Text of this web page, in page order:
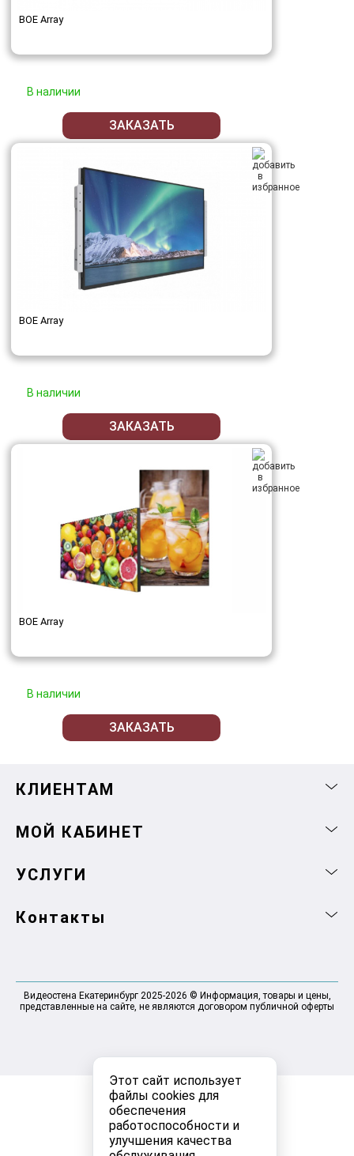
Этот сайт использует
файлы cookies для
обеспечения
работоспособности и
улучшения качества
BOE Array
В наличии
ЗАКАЗАТЬ
BOE Array
В наличии
ЗАКАЗАТЬ
BOE Array
В наличии
ЗАКАЗАТЬ
КЛИЕНТАМ
МОЙ КАБИНЕТ
УСЛУГИ
Контакты
Видеостена Екатеринбург 2025-2026 © Информация, товары и цены,
представленные на сайте, не являются договором публичной оферты